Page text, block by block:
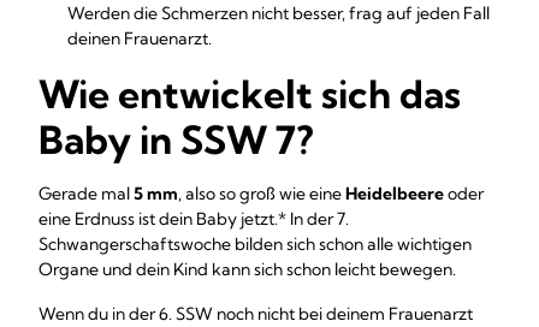
Werden die Schmerzen nicht besser, frag auf jeden Fall
deinen Frauenarzt.
Wie entwickelt sich das
Baby in SSW 7?
Gerade mal5 mm, also so groß wie eineHeidelbeereoder
eine Erdnuss ist dein Baby jetzt.* In der 7.
Schwangerschaftswoche bilden sich schon alle wichtigen
Organe und dein Kind kann sich schon leicht bewegen.
Wenn du in der 6. SSW noch nicht bei deinem Frauenarzt